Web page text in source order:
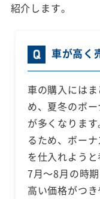
紹介します。
車が高く
車の購入には
め、夏冬のボ
が多くなりま
るため、ボー
を仕入れよう
7月～8月の時
高い価格がつ